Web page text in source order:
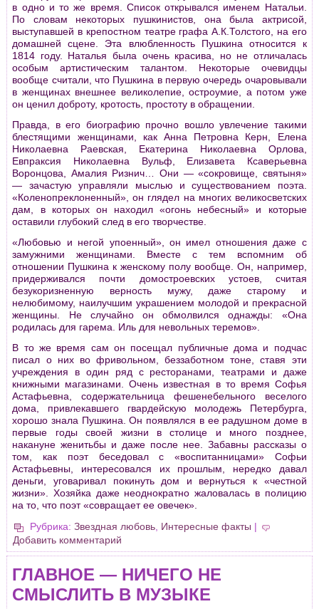
в одно и то же время. Список открывался именем Натальи.
По словам некоторых пушкинистов, она была актрисой,
выступавшей в крепостном театре графа А.К.Толстого, на его
домашней сцене. Эта влюбленность Пушкина относится к
1814 году. Наталья была очень красива, но не отличалась
особым артистическим талантом. Некоторые очевидцы
вообще считали, что Пушкина в первую очередь очаровывали
в женщинах внешнее великолепие, остроумие, а потом уже
он ценил доброту, кротость, простоту в обращении.
Правда, в его биографию прочно вошло увлечение такими
блестящими женщинами, как Анна Петровна Керн, Елена
Николаевна Раевская, Екатерина Николаевна Орлова,
Евпраксия Николаевна Вульф, Елизавета Ксаверьевна
Воронцова, Амалия Ризнич… Они — «сокровище, святыня»
— зачастую управляли мыслью и существованием поэта.
«Коленопреклоненный», он глядел на многих великосветских
дам, в которых он находил «огонь небесный» и которые
оставили глубокий след в его творчестве.
«Любовью и негой упоенный», он имел отношения даже с
замужними женщинами. Вместе с тем вспомним об
отношении Пушкина к женскому полу вообще. Он, например,
придерживался почти домостроевских устоев, считая
безукоризненную верность мужу, даже старому и
нелюбимому, наилучшим украшением молодой и прекрасной
женщины. Не случайно он обмолвился однажды: «Она
родилась для гарема. Иль для невольных теремов».
В то же время сам он посещал публичные дома и подчас
писал о них во фривольном, беззаботном тоне, ставя эти
учреждения в один ряд c ресторанами, театрами и даже
книжными магазинами. Очень известная в то время Софья
Астафьевна, cодержательница фешенебельного веселого
дома, привлекавшего гвардейскую молодежь Петербурга,
хорошо знала Пушкина. Он появлялся в ее радушном доме в
первые годы своей жизни в столице и много позднее,
накануне женитьбы и даже после нее. Забавны рассказы о
том, как поэт беседовал с «воспитанницами» Софьи
Астафьевны, интересовался их прошлым, нередко давал
деньги, уговаривал покинуть дом и вернуться к «честной
жизни». Хозяйка даже неоднократно жаловалась в полицию
на то, что поэт «совращает ее овечек».
Рубрика: Звездная любовь, Интересные факты |
Добавить комментарий
ГЛАВНОЕ — НИЧЕГО НЕ
СМЫСЛИТЬ В МУЗЫКЕ